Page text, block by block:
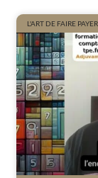
L'ART DE FAIRE